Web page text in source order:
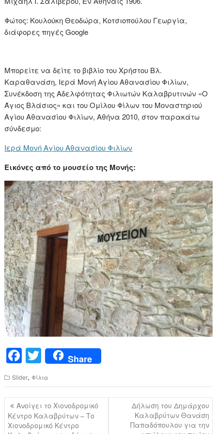
Φώτος: Κουλούκη Θεοδώρα, Κοτσιοπούλου Γεωργία,
διάφορες πηγές Google
Μπορείτε να δείτε το βιβλίο του Χρήστου Βλ.
Καραθανάση, Ιερά Μονή Αγίου Αθανασίου Φιλίων,
Συνέκδοση της Αδελφότητας Φιλιωτών Καλαβρυτινών «Ο
Άγιος Βλάσιος» και του Ομίλου Φίλων του Μοναστηριού
Αγίου Αθανασίου Φιλίων, Αθήνα 2010, στον παρακάτω
σύνδεσμο:
Ιερά Μονή Αγίου Αθανασίου Φιλίων
Εικόνες από το μουσείο της Μονής:
F
a
c
e
b
T
wi
tt
er
Share
Slider, Φίλια
Πλοήγηση
άρθρων
Ανοίγει το Χιονοδρομικό
Κέντρο Καλαβρύτων – Το
Χιονοδρομικό Κέντρο
Δήλωση του Δημάρχου
Καλαβρύτων Θανάση
Παπαδόπουλου για την